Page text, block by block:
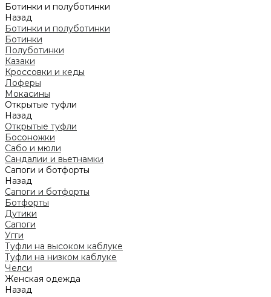
Ботинки и полуботинки
Назад
Ботинки и полуботинки
Ботинки
Полуботинки
Казаки
Кроссовки и кеды
Лоферы
Мокасины
Открытые туфли
Назад
Открытые туфли
Босоножки
Сабо и мюли
Сандалии и вьетнамки
Сапоги и ботфорты
Назад
Сапоги и ботфорты
Ботфорты
Дутики
Сапоги
Угги
Туфли на высоком каблуке
Туфли на низком каблуке
Челси
Женская одежда
Назад